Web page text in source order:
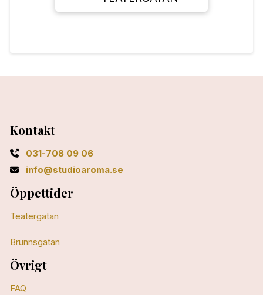
Kontakt
031-708 09 06
info@studioaroma.se
Öppettider
Teatergatan
Brunnsgatan
Övrigt
FAQ